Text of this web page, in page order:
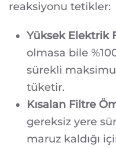
reaksiyonu tetikler:
Yüksek Elektrik
olmasa bile
sürekli
tüketir.
Kısalan Filtre
gereksiz yere
maruz kaldığı